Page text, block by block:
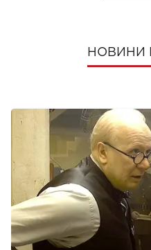
НОВИНИ